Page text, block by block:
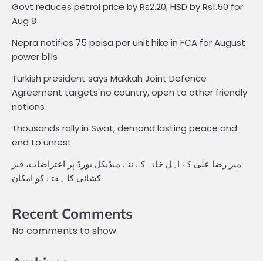
Govt reduces petrol price by Rs2.20, HSD by Rs1.50 for
Aug 8
Nepra notifies 75 paisa per unit hike in FCA for August
power bills
Turkish president says Makkah Joint Defence
Agreement targets no country, open to other friendly
nations
Thousands rally in Swat, demand lasting peace and
end to unrest
میر رضا علی کے اہل خانہ کے نئے میڈیکل بورڈ پر اعتراضات، قبر
کشائی کا ہفتے کو امکان
Recent Comments
No comments to show.